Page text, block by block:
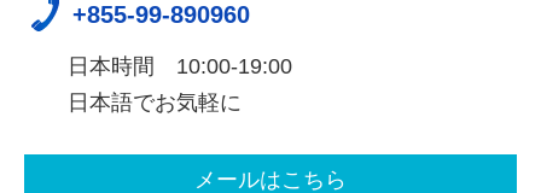
+855-99-890960
日本時間 10:00-19:00
日本語でお気軽に
メールはこちら